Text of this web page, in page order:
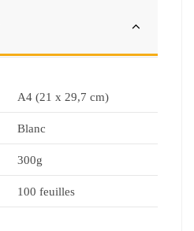
A4 (21 x 29,7 cm)
Blanc
300g
100 feuilles